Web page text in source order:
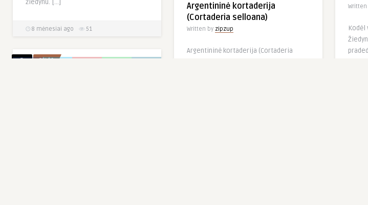
žiedynu. […]
8 mėnesiai ago 51
Written
Kodėl
Argentininė kortaderija
(Cortaderia selloana)
Written by zipzup
Argentininė kortaderija (Cortaderia
GĖLĖS